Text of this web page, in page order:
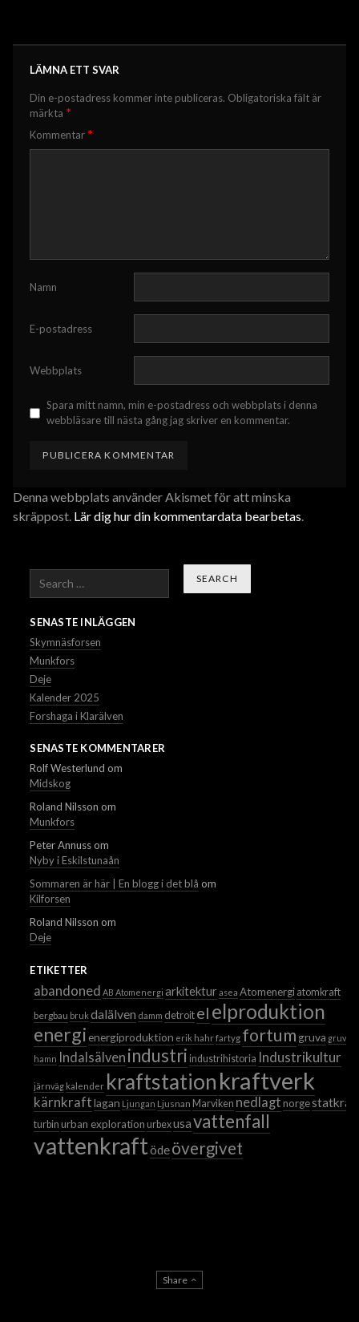
LÄMNA ETT SVAR
Din e-postadress kommer inte publiceras. Obligatoriska fält är
märkta *
Kommentar *
Namn
E-postadress
Webbplats
Spara mitt namn, min e-postadress och webbplats i denna
webbläsare till nästa gång jag skriver en kommentar.
Denna webbplats använder Akismet för att minska
skräppost. Lär dig hur din kommentardata bearbetas
Search
SENASTE INLÄGGEN
Skymnäsforsen
Munkfors
Deje
Kalender 2025
Forshaga i Klarälven
SENASTE KOMMENTARER
Rolf Westerlund om
Midskog
Roland Nilsson om
Munkfors
Peter Annussom
Nyby i Eskilstunaån
Sommaren är här | En blogg i det blå om
Kilforsen
Roland Nilsson om
Deje
ETIKETTER
abandoned AB Atomenergi arkitekturasea Atomenergi atomkraft
bergbau bruk dalälven damm detroitel elproduktion
energienergiproduktion erik hahrfartyg fortum gruva gruvor
hamn Indalsälven industri industrihistoria Industrikultur
järnväg kalender kraftstationkraftverk
kärnkraftlagan Ljungan Ljusnan Marviken nedlagt norge
turbin urban exploration urbexusavattenfall
vattenkraftödeövergivet
Share